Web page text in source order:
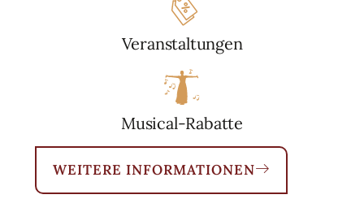
Veranstaltungen
Musical-Rabatte
WEITERE INFORMATIONEN